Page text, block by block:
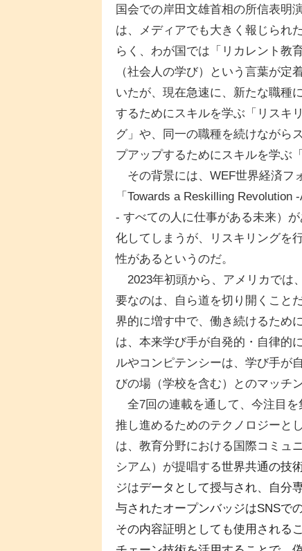
国会での岸田文雄首相の所信表明
は、メディアでも大きく報じられ
らく、わが国では「リカレント教育
（社会人の学び）という言葉が定
いたが、現在急速に、新たな職種
するためにスキルを学ぶ「リスキ
グ」や、同一の職種を続けながら
プアップするためにスキルを学ぶ
その背景には、WEF世界経済フ
「Towards a Reskilling
- すべての人に仕事がある未来）
化してしまうが、リスキリングを
性があるというのだ。
2023年初頭から、アメリカでは
要なのは、自ら道を切り開くこと
界的に増す中で、働き続けるため
は、本来学び手が自発的・自律的
ルやコンピテンシーは、学び手が
びの場（学校を含む）とのマッチ
全7回の連載を通して、今注目を
推し進めるためのテクノロジーと
は、教育分野における国際コミュ
シアム）が提唱する世界共通の技
ジはデータとして授与され、自分
与されたオープンバッジはSNSで
その内容証明としても使用される